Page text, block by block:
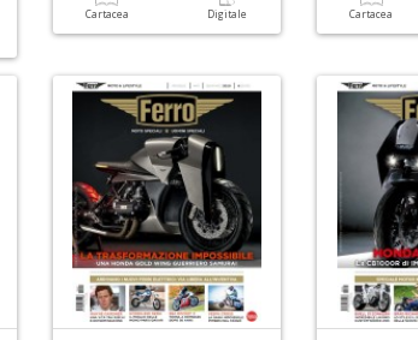
Cartacea Digitale Cartacea